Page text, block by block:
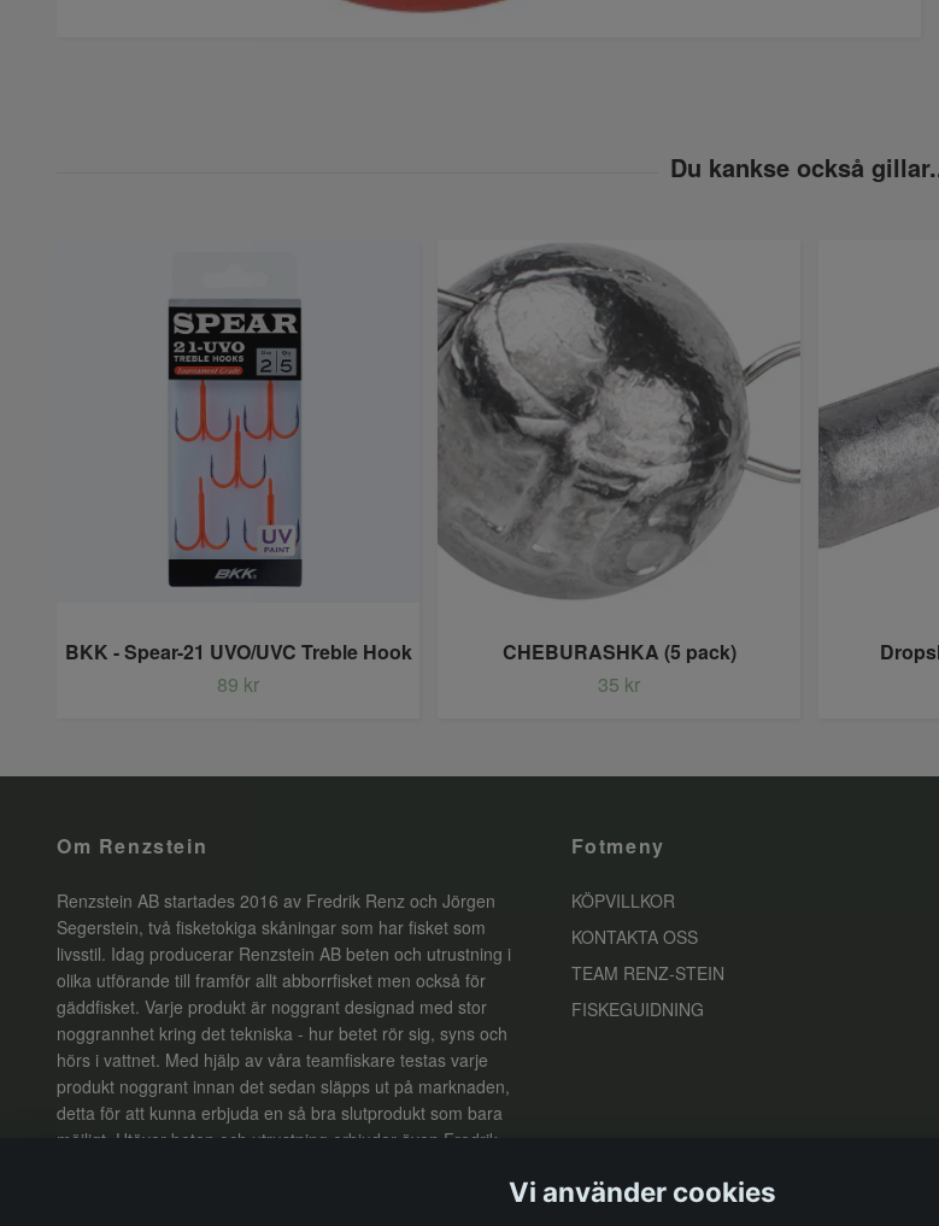
BKK - Spear-21 UVO/UVC Treble Hook
89 kr
CHEBURASHKA (5 pack)
35 kr
Om Renzstein
Renzstein AB startades 2016 av Fredrik Renz och Jörgen
Segerstein, två fisketokiga skåningar som har fisket som
livsstil. Idag producerar Renzstein AB beten och utrustning i
olika utförande till framför allt abborrfisket men också för
gäddfisket. Varje produkt är noggrant designad med stor
noggrannhet kring det tekniska - hur betet rör sig, syns och
hörs i vattnet. Med hjälp av våra teamfiskare testas varje
produkt noggrant innan det sedan släpps ut på marknaden,
detta för att kunna erbjuda en så bra slutprodukt som bara
möjligt. Utöver beten och utrustning erbjuder även Fredrik
abborrvatten - Kalmarsund. Här finns det goda möjligheter till
Fotmeny
KÖPVILLKOR
KONTAKTA OSS
TEAM RENZ-STEIN
FISKEGUIDNING
Vi använder cookies